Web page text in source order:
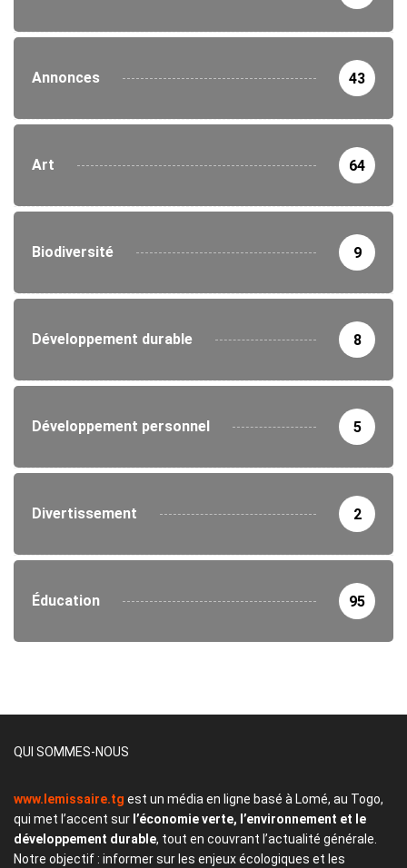
Annonces 43
Art 64
Biodiversité 9
Développement durable 8
Développement personnel 5
Divertissement 2
Éducation 95
QUI SOMMES-NOUS
www.lemissaire.tg est un média en ligne basé à Lomé, au Togo,
qui met l’accent sur l’économie verte, l’environnement et le
développement durable, tout en couvrant l’actualité générale.
Notre objectif : informer sur les enjeux écologiques et les